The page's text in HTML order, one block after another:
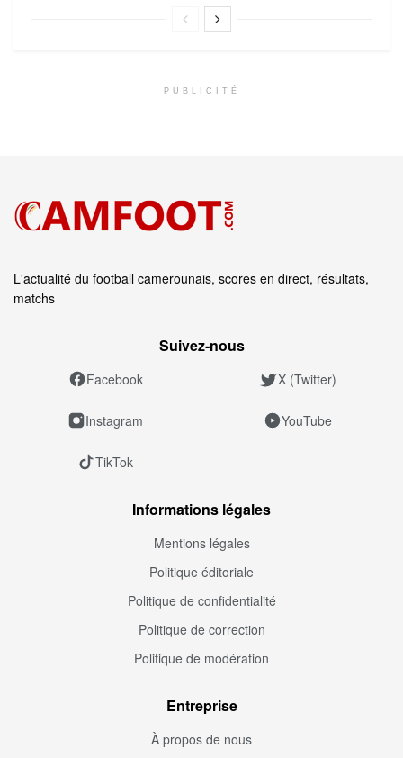
PUBLICITÉ
L'actualité du football camerounais, scores en direct, résultats,
matchs
Suivez‑nous
Facebook X (Twitter)
Instagram YouTube
TikTok
Informations légales
Mentions légales
Politique éditoriale
Politique de confidentialité
Politique de correction
Politique de modération
Entreprise
À propos de nous